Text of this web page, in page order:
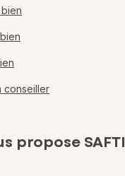
conseiller
propose SAFTI